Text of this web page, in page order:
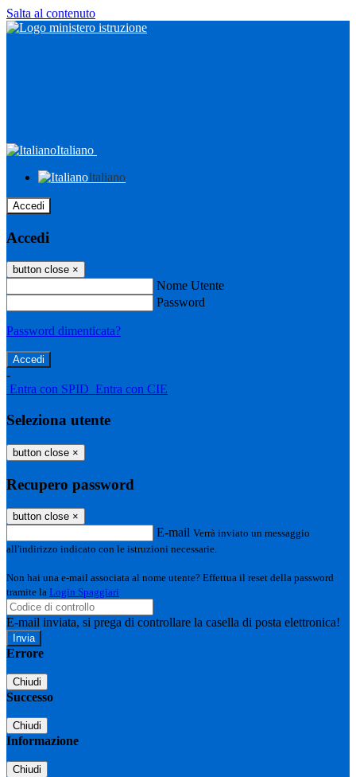
Salta al contenuto
Italiano
Italiano
Accedi
Accedi
button close ×
Nome Utente
Password
Password dimenticata?
-
Entra con SPID Entra con CIE
Seleziona utente
button close ×
Recupero password
button close ×
E-mail Verrà inviato un messaggio
all'indirizzo indicato con le istruzioni necessarie.
Non hai una e-mail associata al nome utente? Effettua il reset della password
tramite la Login Spaggiari
E-mail inviata, si prega di controllare la casella di posta elettronica!
Errore
Chiudi
Successo
Chiudi
Informazione
Chiudi